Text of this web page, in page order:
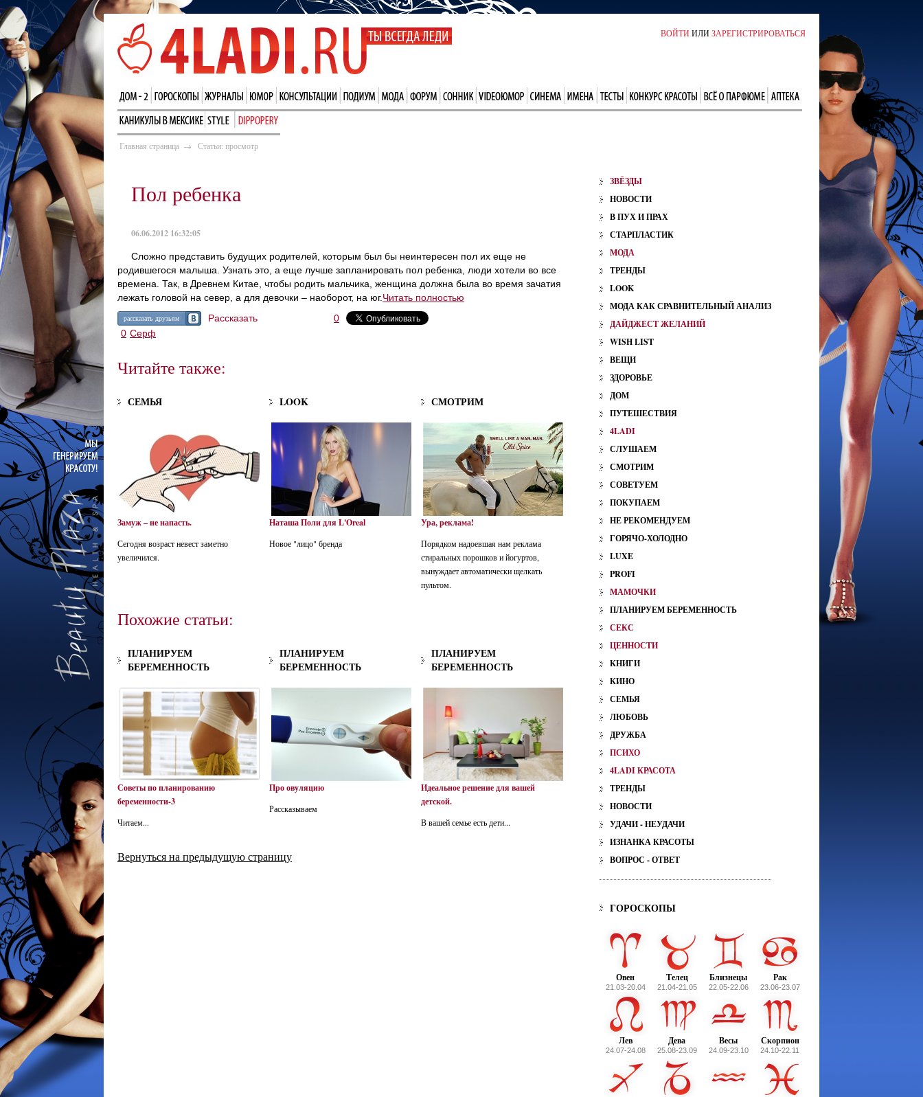
ВОЙТИИЛИЗАРЕГИСТРИРОВАТЬСЯ
Главная страница → Статьи: просмотр
Пол ребенка
06.06.2012 16:32:05
Сложно представить будущих родителей, которым был бы неинтересен пол их еще не
родившегося малыша. Узнать это, а еще лучше запланировать пол ребенка, люди хотели во все
времена. Так, в Древнем Китае, чтобы родить мальчика, женщина должна была во время зачатия
лежать головой на север, а для девочки – наоборот, на юг.Читать полностью
рассказать друзьям Рассказать
0
0 Серф
Читайте также:
СЕМЬЯ
Замуж – не напасть.
Сегодня возраст невест заметно
увеличился.
LOOK
Наташа Поли для L'Oreal
Новое "лицо" бренда
СМОТРИМ
Ура, реклама!
Порядком надоевшая нам реклама
стиральных порошков и йогуртов,
вынуждает автоматически щелкать
пультом.
Похожие статьи:
ПЛАНИРУЕМ
БЕРЕМЕННОСТЬ
Советы по планированию
беременности-3
Читаем...
ПЛАНИРУЕМ
БЕРЕМЕННОСТЬ
Про овуляцию
Рассказываем
ПЛАНИРУЕМ
БЕРЕМЕННОСТЬ
Идеальное решение для вашей
детской.
В вашей семье есть дети...
Вернуться на предыдущую страницу
ЗВЁЗДЫ
НОВОСТИ
В ПУХ И ПРАХ
СТАРПЛАСТИК
МОДА
ТРЕНДЫ
LOOK
МОДА КАК СРАВНИТЕЛЬНЫЙ АНАЛИЗ
ДАЙДЖЕСТ ЖЕЛАНИЙ
WISH LIST
ВЕЩИ
ЗДОРОВЬЕ
ДОМ
ПУТЕШЕСТВИЯ
4LADI
СЛУШАЕМ
СМОТРИМ
СОВЕТУЕМ
ПОКУПАЕМ
НЕ РЕКОМЕНДУЕМ
ГОРЯЧО-ХОЛОДНО
LUXE
PROFI
МАМОЧКИ
ПЛАНИРУЕМ БЕРЕМЕННОСТЬ
СЕКС
ЦЕННОСТИ
КНИГИ
КИНО
СЕМЬЯ
ЛЮБОВЬ
ДРУЖБА
ПСИХО
4LADI КРАСОТА
ТРЕНДЫ
НОВОСТИ
УДАЧИ - НЕУДАЧИ
ИЗНАНКА КРАСОТЫ
ВОПРОС - ОТВЕТ
ГОРОСКОПЫ
Овен
21.03-20.04
Телец
21.04-21.05
Близнецы
22.05-22.06
Рак
23.06-23.07
Лев
24.07-24.08
Дева
25.08-23.09
Весы
24.09-23.10
Скорпион
24.10-22.11